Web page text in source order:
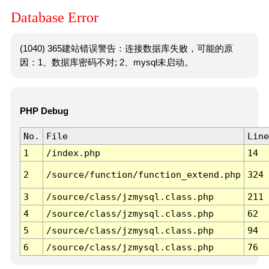
Database Error
(1040) 365建站错误警告：连接数据库失败，可能的原
因：1、数据库密码不对; 2、mysql未启动。
PHP Debug
No. File
Line
1
/index.php 14
2 /source/function/function_extend.php 324
3 /source/class/jzmysql.class.php
211
4
/source/class/jzmysql.class.php
62
5
/source/class/jzmysql.class.php
94
6
/source/class/jzmysql.class.php 76